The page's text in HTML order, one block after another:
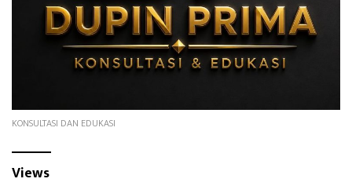
KONSULTASI DAN EDUKASI
Views